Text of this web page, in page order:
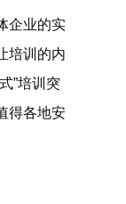
企业的实
培训的内
”培训突
得各地安